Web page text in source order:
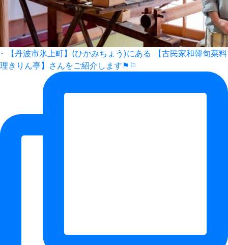
･ 【丹波市氷上町】(ひかみちょう)にある 【古民家和韓旬菜料
理きりん亭】さんをご紹介します⚑⚐